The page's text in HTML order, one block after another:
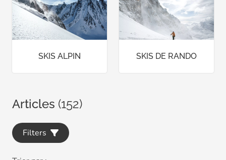
SKIS ALPIN SKIS DE RANDO
Articles (152)
Filters